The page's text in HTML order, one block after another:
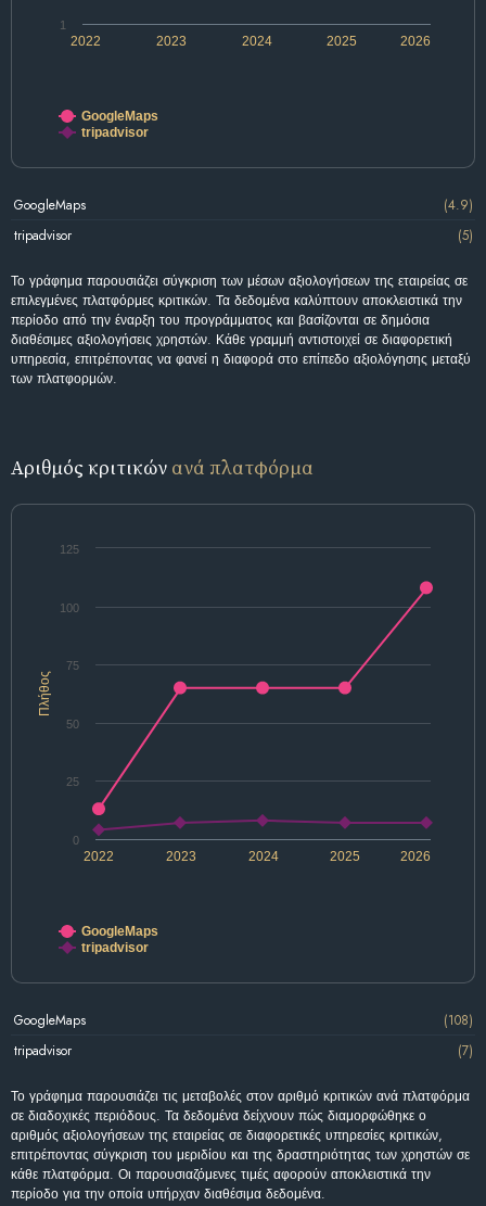
2022 2024 2026
2023 2025
1
GoogleMaps
tripadvisor
GoogleMaps
(4.9)
tripadvisor
(5)
Το γράφημα παρουσιάζει σύγκριση των μέσων αξιολογήσεων της εταιρείας σε
επιλεγμένες πλατφόρμες κριτικών. Τα δεδομένα καλύπτουν αποκλειστικά την
περίοδο από την έναρξη του προγράμματος και βασίζονται σε δημόσια
διαθέσιμες αξιολογήσεις χρηστών. Κάθε γραμμή αντιστοιχεί σε διαφορετική
υπηρεσία, επιτρέποντας να φανεί η διαφορά στο επίπεδο αξιολόγησης μεταξύ
των πλατφορμών.
Αριθμός κριτικών ανά πλατφόρμα
Πλήθος
2022 2024 2026
2023 2025
0
25
50
75
100
125
GoogleMaps
tripadvisor
GoogleMaps
(108)
tripadvisor
(7)
Το γράφημα παρουσιάζει τις μεταβολές στον αριθμό κριτικών ανά πλατφόρμα
σε διαδοχικές περιόδους. Τα δεδομένα δείχνουν πώς διαμορφώθηκε ο
αριθμός αξιολογήσεων της εταιρείας σε διαφορετικές υπηρεσίες κριτικών,
επιτρέποντας σύγκριση του μεριδίου και της δραστηριότητας των χρηστών σε
κάθε πλατφόρμα. Οι παρουσιαζόμενες τιμές αφορούν αποκλειστικά την
περίοδο για την οποία υπήρχαν διαθέσιμα δεδομένα.